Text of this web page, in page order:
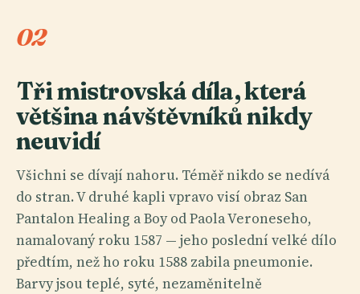
02
Tři mistrovská díla, která
většina návštěvníků nikdy
neuvidí
Všichni se dívají nahoru. Téměř nikdo se nedívá
do stran. V druhé kapli vpravo visí obraz San
Pantalon Healing a Boy od Paola Veroneseho,
namalovaný roku 1587 — jeho poslední velké dílo
předtím, než ho roku 1588 zabila pneumonie.
Barvy jsou teplé, syté, nezaměnitelně